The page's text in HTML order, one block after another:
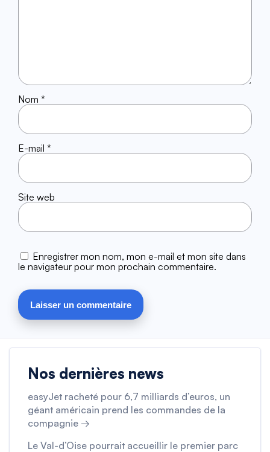
Nom *
E-mail *
Site web
Enregistrer mon nom, mon e-mail et mon site dans
le navigateur pour mon prochain commentaire.
Nos dernières news
easyJet racheté pour 6,7 milliards d’euros, un
géant américain prend les commandes de la
compagnie →
Le Val-d’Oise pourrait accueillir le premier parc